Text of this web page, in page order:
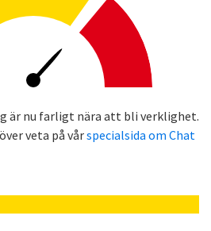
är nu farligt nära att bli verklighet.
veta på vårspecialsida om Chat